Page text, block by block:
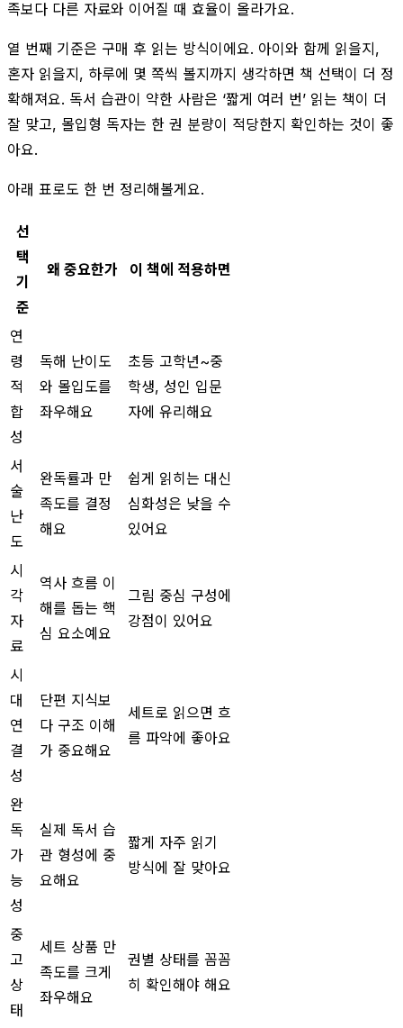
족보다 다른 자료와 이어질 때 효율이 올라가요.
열 번째 기준은 구매 후 읽는 방식이에요. 아이와 함께 읽을지,
혼자 읽을지, 하루에 몇 쪽씩 볼지까지 생각하면 책 선택이 더 정
확해져요. 독서 습관이 약한 사람은 ‘짧게 여러 번’ 읽는 책이 더
잘 맞고, 몰입형 독자는 한 권 분량이 적당한지 확인하는 것이 좋
아요.
아래 표로도 한 번 정리해볼게요.
선
택
기
준
왜 중요한가 이 책에 적용하면
연
령
적
합
성
독해 난이도
와 몰입도를
좌우해요
초등 고학년~중
학생, 성인 입문
자에 유리해요
서
술
난
도
완독률과 만
족도를 결정
해요
쉽게 읽히는 대신
심화성은 낮을 수
있어요
시
각
자
료
역사 흐름 이
해를 돕는 핵
심 요소예요
그림 중심 구성에
강점이 있어요
시
대
연
결
성
단편 지식보
다 구조 이해
가 중요해요
세트로 읽으면 흐
름 파악에 좋아요
완
독
가
능
성
실제 독서 습
관 형성에 중
요해요
짧게 자주 읽기
방식에 잘 맞아요
중
고
상
태
세트 상품 만
족도를 크게
좌우해요
권별 상태를 꼼꼼
히 확인해야 해요